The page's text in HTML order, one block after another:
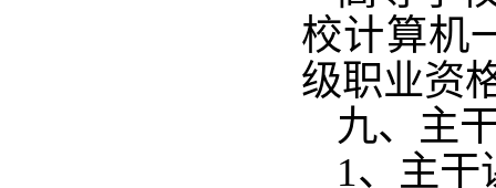
校计算机
级职业资
九、主
1、主干